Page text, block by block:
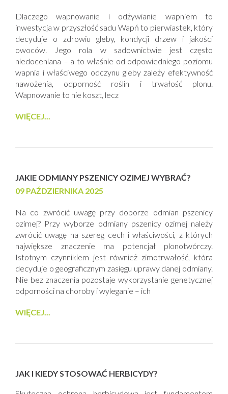
Dlaczego wapnowanie i odżywianie wapniem to
inwestycja w przyszłość sadu Wapń to pierwiastek, który
decyduje o zdrowiu gleby, kondycji drzew i jakości
owoców. Jego rola w sadownictwie jest często
niedoceniana – a to właśnie od odpowiedniego poziomu
wapnia i właściwego odczynu gleby zależy efektywność
nawożenia, odporność roślin i trwałość plonu.
Wapnowanie to nie koszt, lecz
WIĘCEJ...
JAKIE ODMIANY PSZENICY OZIMEJ WYBRAĆ?
09 PAŹDZIERNIKA 2025
Na co zwrócić uwagę przy doborze odmian pszenicy
ozimej? Przy wyborze odmiany pszenicy ozimej należy
zwrócić uwagę na szereg cech i właściwości, z których
największe znaczenie ma potencjał plonotwórczy.
Istotnym czynnikiem jest również zimotrwałość, która
decyduje o geograficznym zasięgu uprawy danej odmiany.
Nie bez znaczenia pozostaje wykorzystanie genetycznej
odporności na choroby i wyleganie – ich
WIĘCEJ...
JAK I KIEDY STOSOWAĆ HERBICYDY?